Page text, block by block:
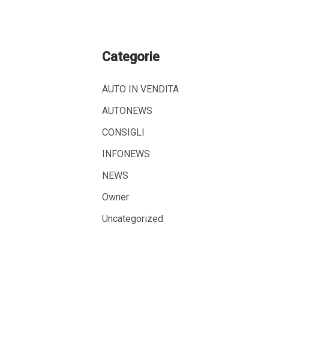
Categorie
AUTO IN VENDITA
AUTONEWS
CONSIGLI
INFONEWS
NEWS
Owner
Uncategorized